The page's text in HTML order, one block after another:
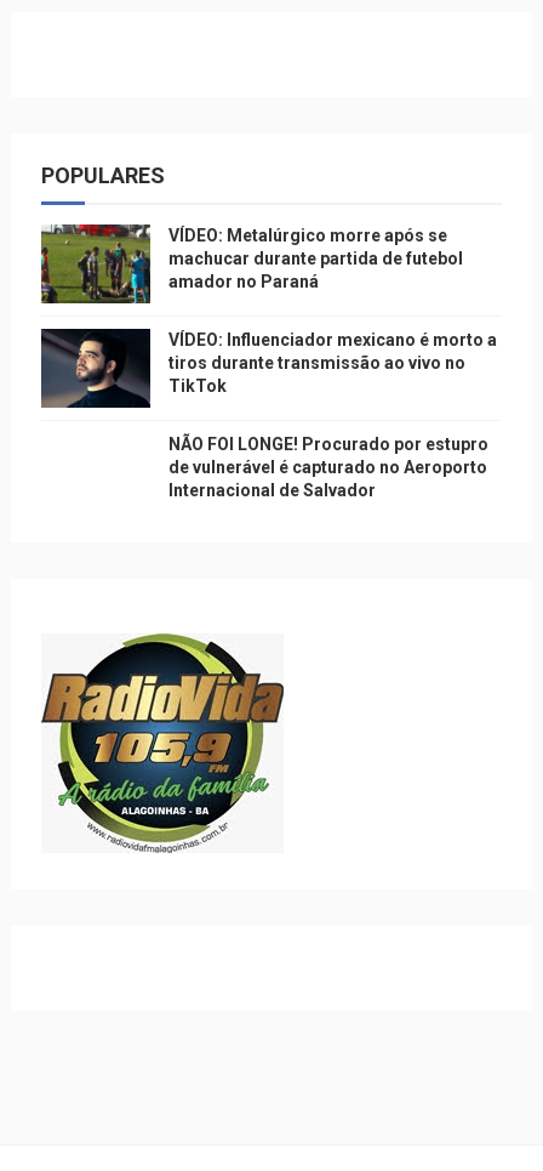
POPULARES
VÍDEO: Metalúrgico morre após se
machucar durante partida de futebol
amador no Paraná
VÍDEO: Influenciador mexicano é morto a
tiros durante transmissão ao vivo no
TikTok
NÃO FOI LONGE! Procurado por estupro
de vulnerável é capturado no Aeroporto
Internacional de Salvador